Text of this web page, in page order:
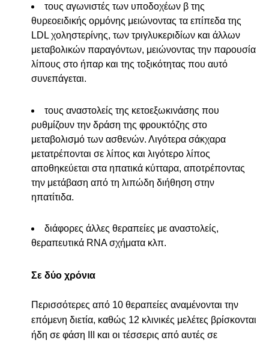
τους αγωνιστές των υποδοχέων β της
θυρεοειδικής ορμόνης μειώνοντας τα επίπεδα της
LDL χοληστερίνης, των τριγλυκεριδίων και άλλων
μεταβολικών παραγόντων, μειώνοντας την παρουσία
λίπους στο ήπαρ και της τοξικότητας που αυτό
συνεπάγεται.
τους αναστολείς της κετοεξωκινάσης που
ρυθμίζουν την δράση της φρουκτόζης στο
μεταβολισμό των ασθενών. Λιγότερα σάκχαρα
μετατρέπονται σε λίπος και λιγότερο λίπος
αποθηκεύεται στα ηπατικά κύτταρα, αποτρέποντας
την μετάβαση από τη λιπώδη διήθηση στην
ηπατίτιδα.
διάφορες άλλες θεραπείες με αναστολείς,
θεραπευτικά RNA σχήματα κλπ.
Σε δύο χρόνια
Περισσότερες από 10 θεραπείες αναμένονται την
επόμενη διετία, καθώς 12 κλινικές μελέτες βρίσκονται
ήδη σε φάση ΙΙΙ και οι τέσσερις από αυτές σε